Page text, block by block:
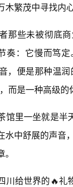
繁茂中寻找内
那些未被彻底
奏：它慢而笃
，便是那种温
而是一种高级的
馆里一坐就是半
水中舒展的声音
川给世界的🔥礼